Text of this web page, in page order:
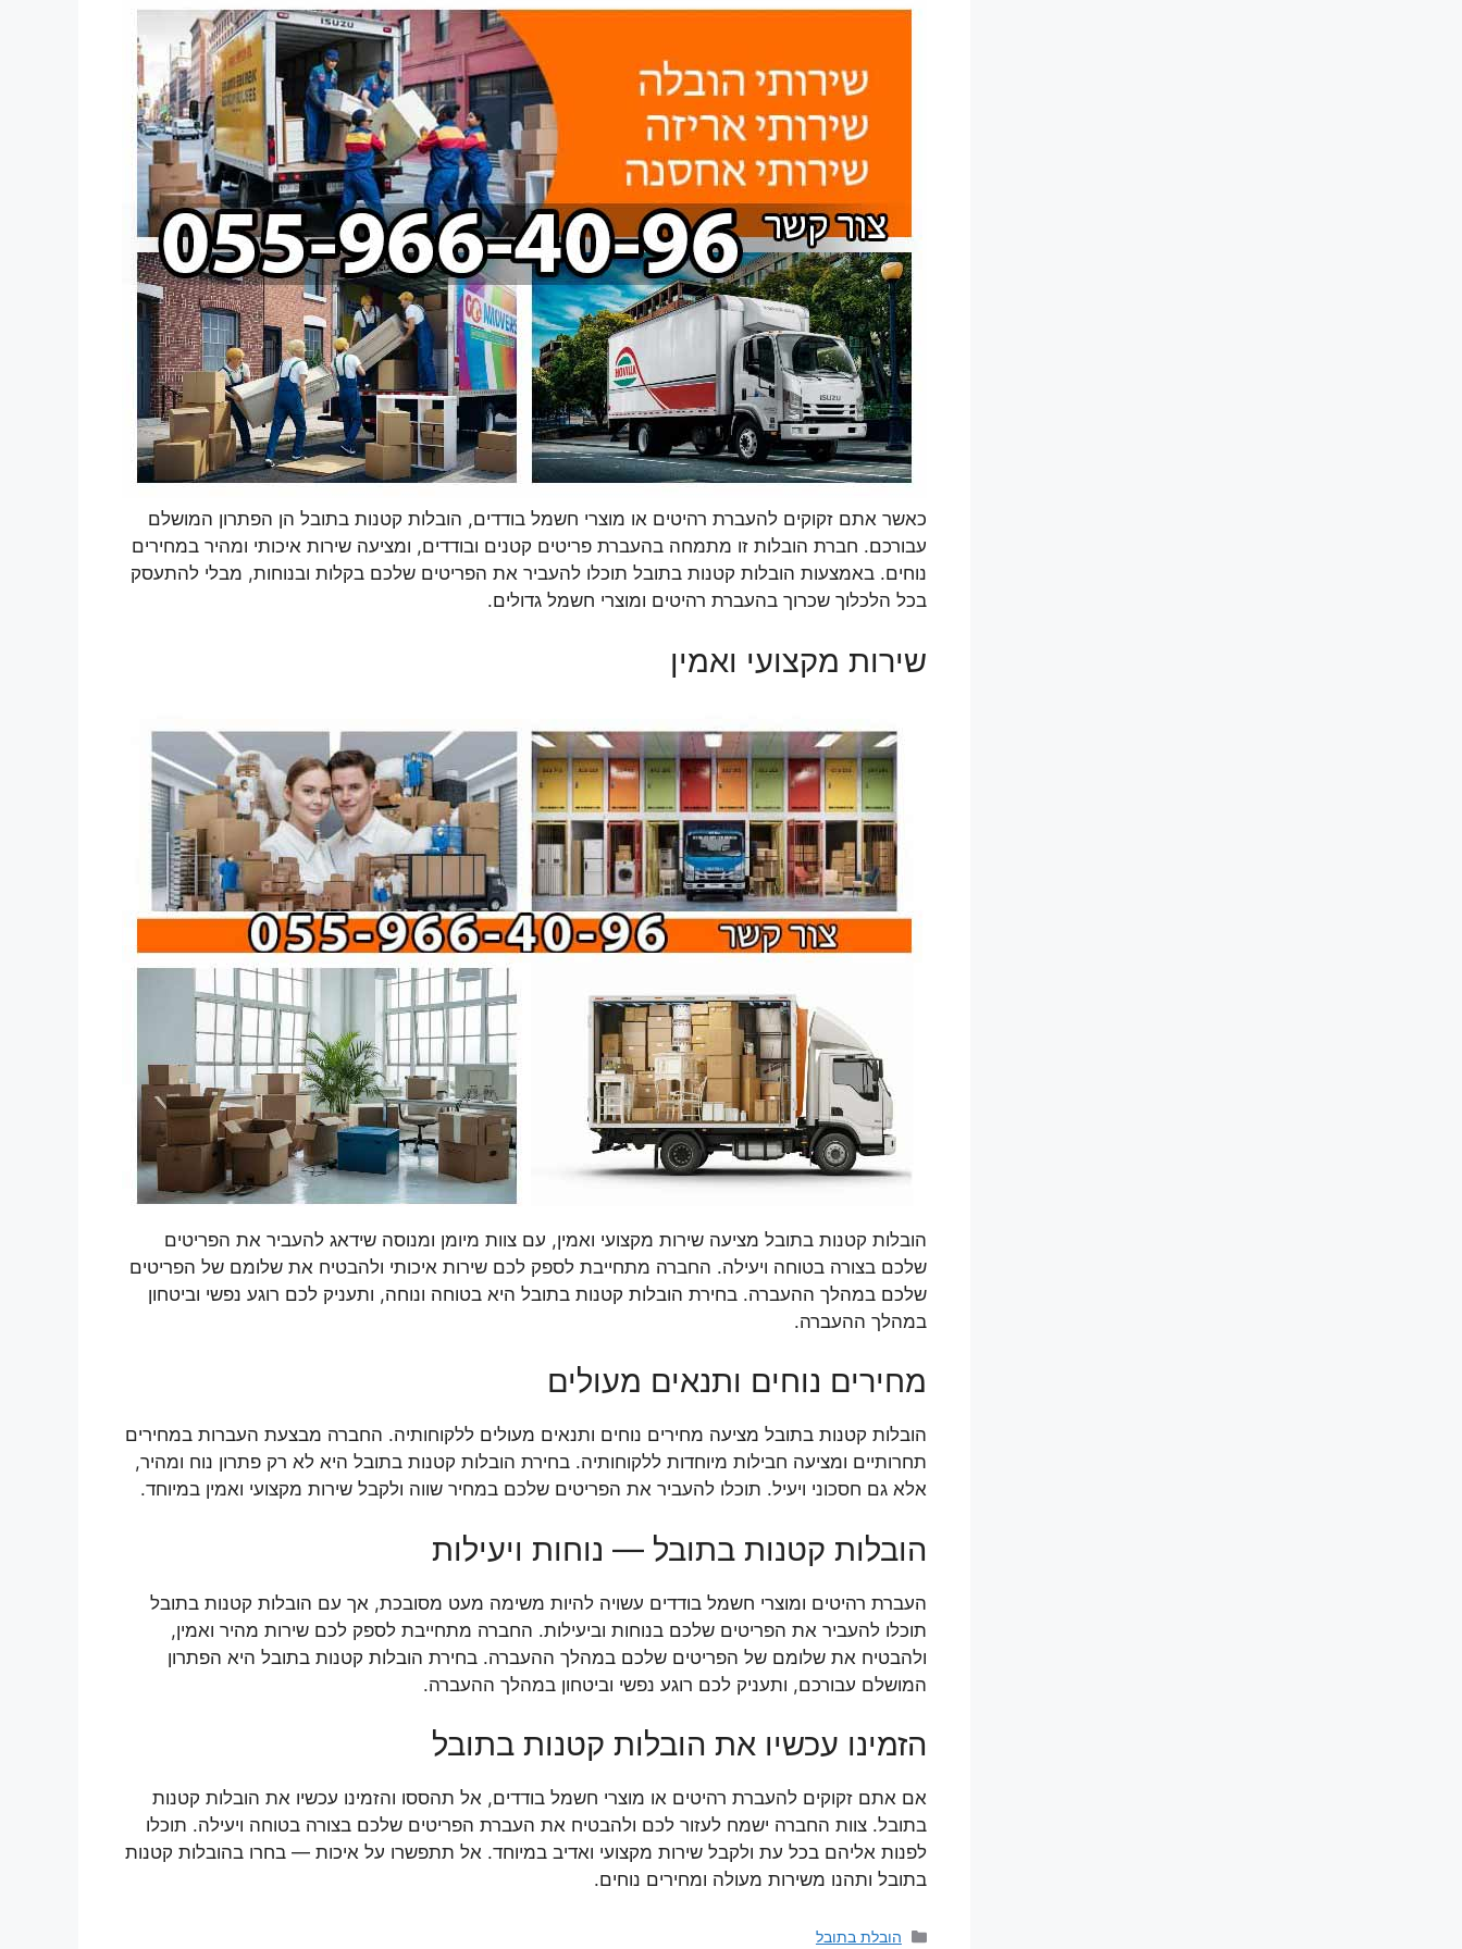
כאשר אתם זקוקים להעברת רהיטים או מוצרי חשמל בודדים, הובלות קטנות בתובל הן הפתרון המושלם
עבורכם. חברת הובלות זו מתמחה בהעברת פריטים קטנים ובודדים, ומציעה שירות איכותי ומהיר במחירים
נוחים. באמצעות הובלות קטנות בתובל תוכלו להעביר את הפריטים שלכם בקלות ובנוחות, מבלי להתעסק
בכל הלכלוך שכרוך בהעברת רהיטים ומוצרי חשמל גדולים.
שירות מקצועי ואמין
הובלות קטנות בתובל מציעה שירות מקצועי ואמין, עם צוות מיומן ומנוסה שידאג להעביר את הפריטים
שלכם בצורה בטוחה ויעילה. החברה מתחייבת לספק לכם שירות איכותי ולהבטיח את שלומם של הפריטים
שלכם במהלך ההעברה. בחירת הובלות קטנות בתובל היא בטוחה ונוחה, ותעניק לכם רוגע נפשי וביטחון
במהלך ההעברה.
מחירים נוחים ותנאים מעולים
הובלות קטנות בתובל מציעה מחירים נוחים ותנאים מעולים ללקוחותיה. החברה מבצעת העברות במחירים
תחרותיים ומציעה חבילות מיוחדות ללקוחותיה. בחירת הובלות קטנות בתובל היא לא רק פתרון נוח ומהיר,
אלא גם חסכוני ויעיל. תוכלו להעביר את הפריטים שלכם במחיר שווה ולקבל שירות מקצועי ואמין במיוחד.
הובלות קטנות בתובל — נוחות ויעילות
העברת רהיטים ומוצרי חשמל בודדים עשויה להיות משימה מעט מסובכת, אך עם הובלות קטנות בתובל
תוכלו להעביר את הפריטים שלכם בנוחות וביעילות. החברה מתחייבת לספק לכם שירות מהיר ואמין,
ולהבטיח את שלומם של הפריטים שלכם במהלך ההעברה. בחירת הובלות קטנות בתובל היא הפתרון
המושלם עבורכם, ותעניק לכם רוגע נפשי וביטחון במהלך ההעברה.
הזמינו עכשיו את הובלות קטנות בתובל
אם אתם זקוקים להעברת רהיטים או מוצרי חשמל בודדים, אל תהססו והזמינו עכשיו את הובלות קטנות
בתובל. צוות החברה ישמח לעזור לכם ולהבטיח את העברת הפריטים שלכם בצורה בטוחה ויעילה. תוכלו
לפנות אליהם בכל עת ולקבל שירות מקצועי ואדיב במיוחד. אל תתפשרו על איכות — בחרו בהובלות קטנות
בתובל ותהנו משירות מעולה ומחירים נוחים.
קטגוריות
הובלת בתובל